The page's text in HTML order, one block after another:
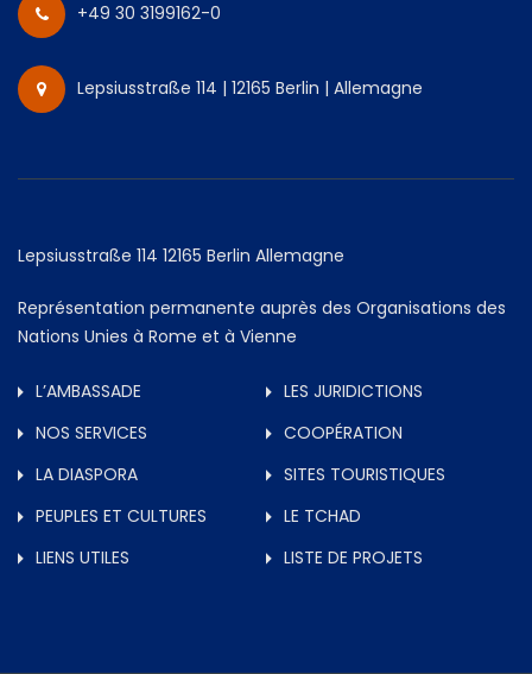
+49 30 3199162-0
Lepsiusstraße 114 | 12165 Berlin | Allemagne
Lepsiusstraße 114 12165 Berlin Allemagne
Représentation permanente auprès des Organisations des
Nations Unies à Rome et à Vienne
L’AMBASSADE
LES JURIDICTIONS
NOS SERVICES
COOPÉRATION
LA DIASPORA
SITES TOURISTIQUES
PEUPLES ET CULTURES
LE TCHAD
LIENS UTILES
LISTE DE PROJETS